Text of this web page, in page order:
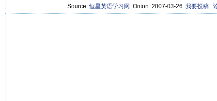
Source:恒星英语学习网 Onion 2007-03-26 我要投稿